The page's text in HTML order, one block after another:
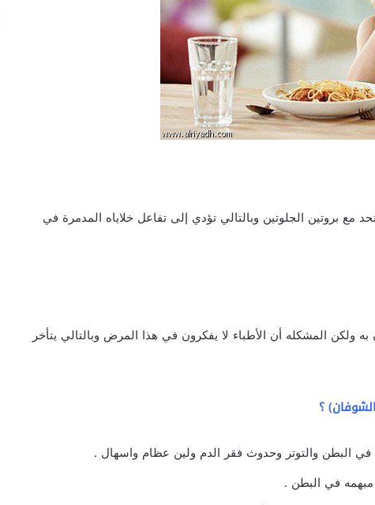
بروتين الجلوتين وبالتالي تؤدي إلى تفاعل خلاياه المدمرة في
به ولكن المشكله أن الأطباء لا يفكرون في هذا المرض وبالتالي يتأخر
؟
البطن والتوتر وحدوث فقر الدم ولين عظام واسهال .
مبهمه في البطن .